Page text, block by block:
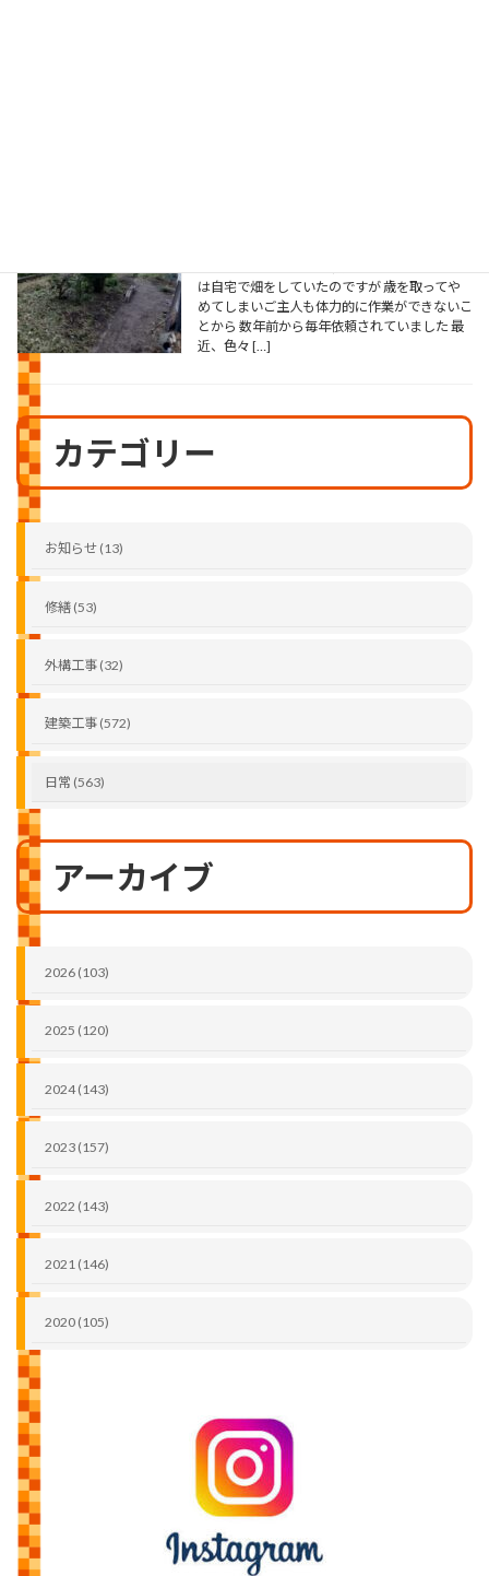
は自宅で畑をしていたのですが 歳を取ってや
めてしまいご主人も体力的に作業ができないこ
とから 数年前から毎年依頼されていました 最
近、色々 […]
カテゴリー
お知らせ (13)
修繕 (53)
外構工事 (32)
建築工事 (572)
日常 (563)
アーカイブ
2026 (103)
2025 (120)
2024 (143)
2023 (157)
2022 (143)
2021 (146)
2020 (105)